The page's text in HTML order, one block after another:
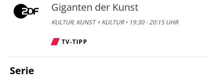
Giganten der Kunst
KULTUR, KUNST + KULTUR • 19:30 - 20:15 UHR
TV-TIPP
Serie